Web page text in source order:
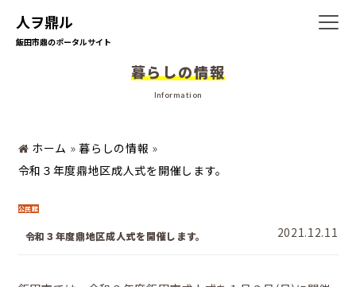
人ヲ鼎ル
飯田市鼎のポータルサイト
ホーム
暮らしの情報
地域の活動
暮らしの情報
Information
ホーム » 暮らしの情報 »
令和３年度鼎地区成人式を開催します。
2021.12.11
公民館
令和３年度鼎地区成人式を開催します。